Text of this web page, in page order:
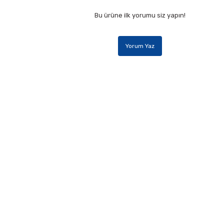
Bu ürüne ilk yorumu siz yapın!
Yorum Yaz